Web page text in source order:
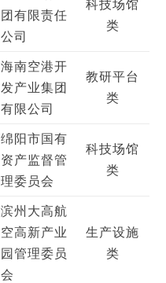
团有限责任
公司
科技场馆
类
海南空港开
发产业集团
有限公司
教研平台
类
绵阳市国有
资产监督管
理委员会
科技场馆
类
滨州大高航
空高新产业
园管理委员
会
生产设施
类